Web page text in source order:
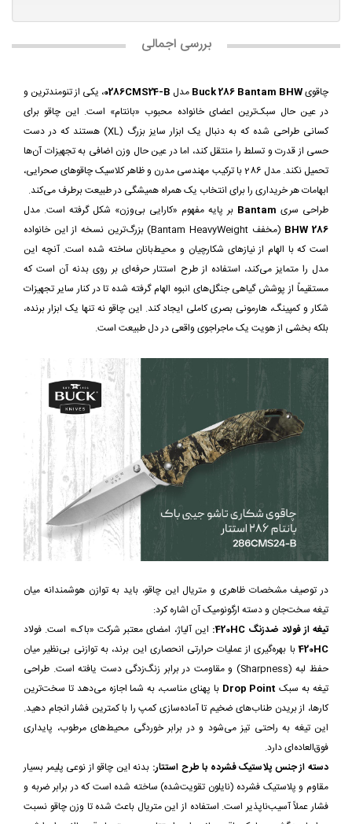
بررسی اجمالی
چاقویBuck 286 Bantam BHW مدل 0286CMS24-B، یکی از تنومندترین و
در عین حال سبک‌ترین اعضای خانواده محبوب «بانتام» است. این چاقو برای
کسانی طراحی شده که به دنبال یک ابزار سایز بزرگ (XL) هستند که در دست
حسی از قدرت و تسلط را منتقل کند، اما در عین حال وزن اضافی به تجهیزات آن‌ها
تحمیل نکند. مدل 286 با ترکیب مهندسی مدرن و ظاهر کلاسیک چاقوهای صحرایی،
ابهامات هر خریداری را برای انتخاب یک همراه همیشگی در طبیعت برطرف می‌کند.
طراحی سری Bantam بر پایه مفهوم «کارایی بی‌وزن» شکل گرفته است. مدل
286 BHW
(مخفف Bantam HeavyWeight) بزرگ‌ترین نسخه از این خانواده
است که با الهام از نیازهای شکارچیان و محیط‌بانان ساخته شده است. آنچه این
مدل را متمایز می‌کند، استفاده از طرح استتار حرفه‌ای بر روی بدنه آن است که
مستقیماً از پوشش گیاهی جنگل‌های انبوه الهام گرفته شده تا در کنار سایر تجهیزات
شکار و کمپینگ، هارمونی بصری کاملی ایجاد کند. این چاقو نه تنها یک ابزار برنده،
بلکه بخشی از هویت یک ماجراجوی واقعی در دل طبیعت است.
در توصیف مشخصات ظاهری و متریال این چاقو، باید به توازن هوشمندانه میان
تیغه سخت‌جان و دسته ارگونومیک آن اشاره کرد:
تیغه از فولاد ضدزنگ 420HC:
این آلیاژ، امضای معتبر شرکت «باک» است. فولاد
420HCبا بهره‌گیری از عملیات حرارتی انحصاری این برند، به توازنی بی‌نظیر میان
حفظ لبه (Sharpness) و مقاومت در برابر زنگ‌زدگی دست یافته است. طراحی
تیغه به سبک Drop Point با پهنای مناسب، به شما اجازه می‌دهد تا سخت‌ترین
کارها، از بریدن طناب‌های ضخیم تا آماده‌سازی کمپ را با کمترین فشار انجام دهید.
این تیغه به راحتی تیز می‌شود و در برابر خوردگی محیط‌های مرطوب، پایداری
فوق‌العاده‌ای دارد.
دسته از جنس پلاستیک فشرده با طرح استتار: بدنه این چاقو از نوعی پلیمر بسیار
مقاوم و پلاستیک فشرده (نایلون تقویت‌شده) ساخته شده است که در برابر ضربه و
فشار عملاً آسیب‌ناپذیر است. استفاده از این متریال باعث شده تا وزن چاقو نسبت